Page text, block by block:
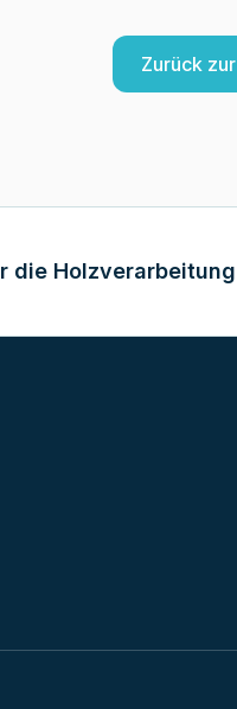
Zurück
die